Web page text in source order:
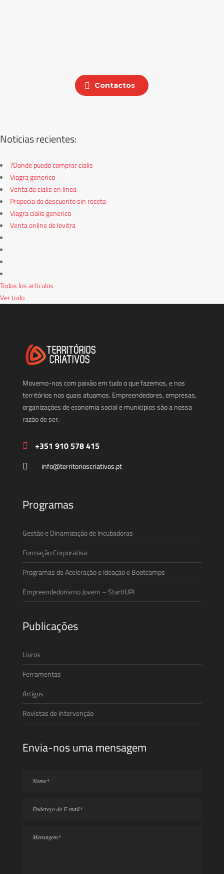
Contactos
Noticias recientes:
?Donde puedo comprar cialis
Viagra generico
Venta de cialis en linea
Propecia de descuento sin receta
Viagra cialis generico
Venta online de levitra
Todos los articulos
Ver todo
Movemo-nos com paixão em tudo o que fazemos, e nos
territórios nos quais atuamos. Empreendedores, empresas,
organizações de economia social e municipios são a nossa
razão de ser.
+351 910 578 415
info@territorioscriativos.pt
Programas
Gestão e Dinamização de Incubadoras
Formação Corporativa
Programas de Aceleração e Ideação e Bootcamps
Empreendedorismo Jovem – StartIUPI
Publicações
Livros
Ferramentas
Artigos
Revistas de Intervenção
Envia-nos uma mensagem